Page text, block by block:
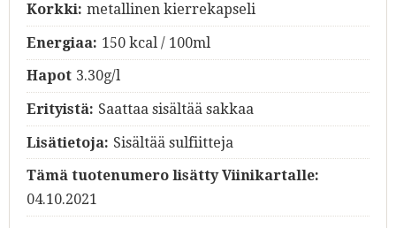
Korkki: metallinen kierrekapseli
Energiaa: 150 kcal / 100ml
Hapot 3.30g/l
Erityistä: Saattaa sisältää sakkaa
Lisätietoja: Sisältää sulfiitteja
Tämä tuotenumero lisätty Viinikartalle:
04.10.2021